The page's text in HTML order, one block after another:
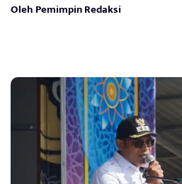
Oleh Pemimpin Redaksi